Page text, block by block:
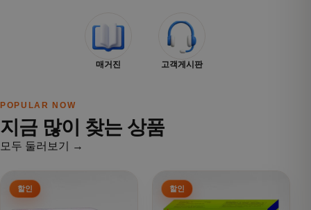
매거진 고객게시판
POPULAR NOW
지금 많이 찾는 상품
모두 둘러보기 →
여러 상품 옵션이 이 상품에 있습니다. 상품 페이지에서 옵션
여러 상품 옵션이 이 상품에